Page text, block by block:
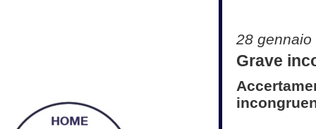
28 gennaio
Grave